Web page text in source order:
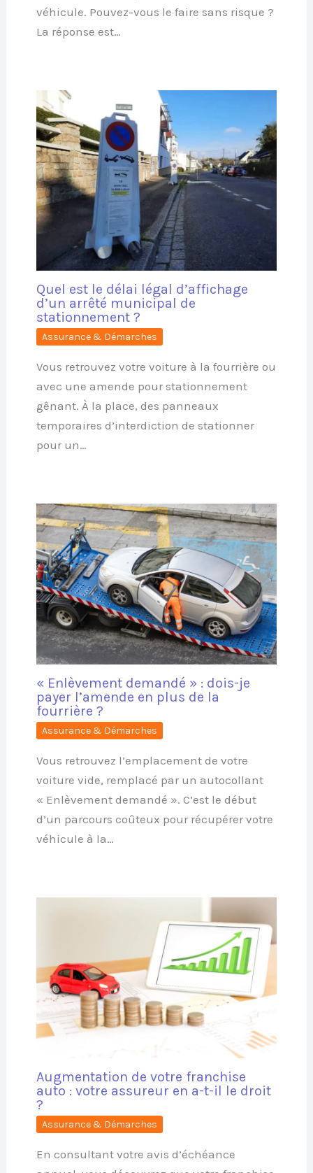
véhicule. Pouvez-vous le faire sans risque ?
La réponse est…
Quel est le délai légal d’affichage
d’un arrêté municipal de
stationnement ?
Assurance & Démarches
Vous retrouvez votre voiture à la fourrière ou
avec une amende pour stationnement
gênant. À la place, des panneaux
temporaires d’interdiction de stationner
pour un…
« Enlèvement demandé » : dois-je
payer l’amende en plus de la
fourrière ?
Assurance & Démarches
Vous retrouvez l’emplacement de votre
voiture vide, remplacé par un autocollant
« Enlèvement demandé ». C’est le début
d’un parcours coûteux pour récupérer votre
véhicule à la…
Augmentation de votre franchise
auto : votre assureur en a-t-il le droit
?
Assurance & Démarches
En consultant votre avis d’échéance